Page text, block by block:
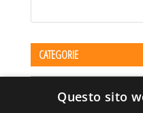
CATEGORIE
Questo sito